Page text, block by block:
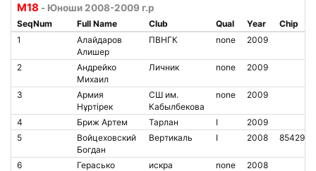
M18 - Юноши 2008-2009 г.р
SeqNum Full Name Club Qual Year
Chip
1
Алайдаров
Алишер
ПВНГК none 2009
2
Андрейко
Михаил
Личник none 2009
3
Армия
Нұртірек
СШ им.
Кабылбекова
none 2009
4 Бриж Артем Тарлан I
2009
5
Войцеховский
Богдан
Вертикаль I 2008 8542962
6
Герасько
искра none 2008